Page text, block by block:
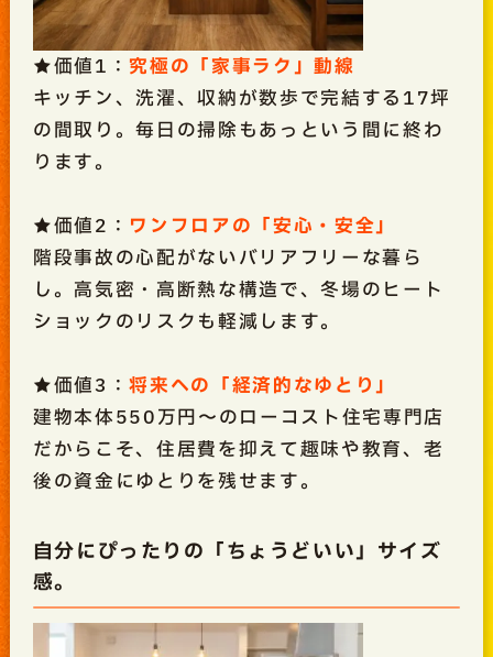
★価値1： 究極の「家事ラク」動線
キッチン、洗濯、収納が数歩で完結する17坪
の間取り。毎日の掃除もあっという間に終わ
ります。
★価値2： ワンフロアの「安心・安全」
階段事故の心配がないバリアフリーな暮ら
し。高気密・高断熱な構造で、冬場のヒート
ショックのリスクも軽減します。
★価値3：将来への「経済的なゆとり」
建物本体550万円〜のローコスト住宅専門店
だからこそ、住居費を抑えて趣味や教育、老
後の資金にゆとりを残せます。
自分にぴったりの「ちょうどいい」サイズ
感。